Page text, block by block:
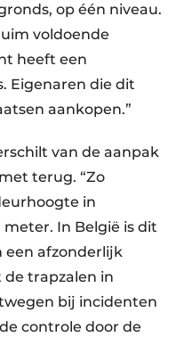
op één niveau.
voldoende
heeft een
Eigenaren die dit
aankopen.”
van de aanpak
terug. “Zo
in
In België is dit
een afzonderlijk
trapzalen in
bij incidenten
controle door de